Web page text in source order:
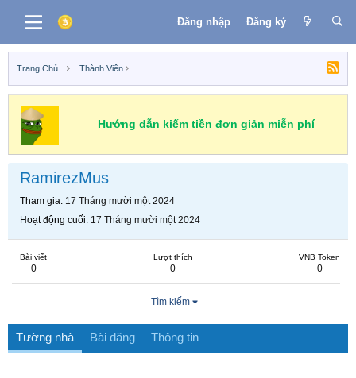
Đăng nhập Đăng ký
Trang Chủ Thành Viên
Hướng dẫn kiếm tiền đơn giản miễn phí
RamirezMus
Tham gia 17 Tháng mười một 2024
Hoạt động cuối 17 Tháng mười một 2024
Bài viết
0
Lượt thích
0
VNB Token
0
Tìm kiếm
Tường nhà Bài đăng Thông tin